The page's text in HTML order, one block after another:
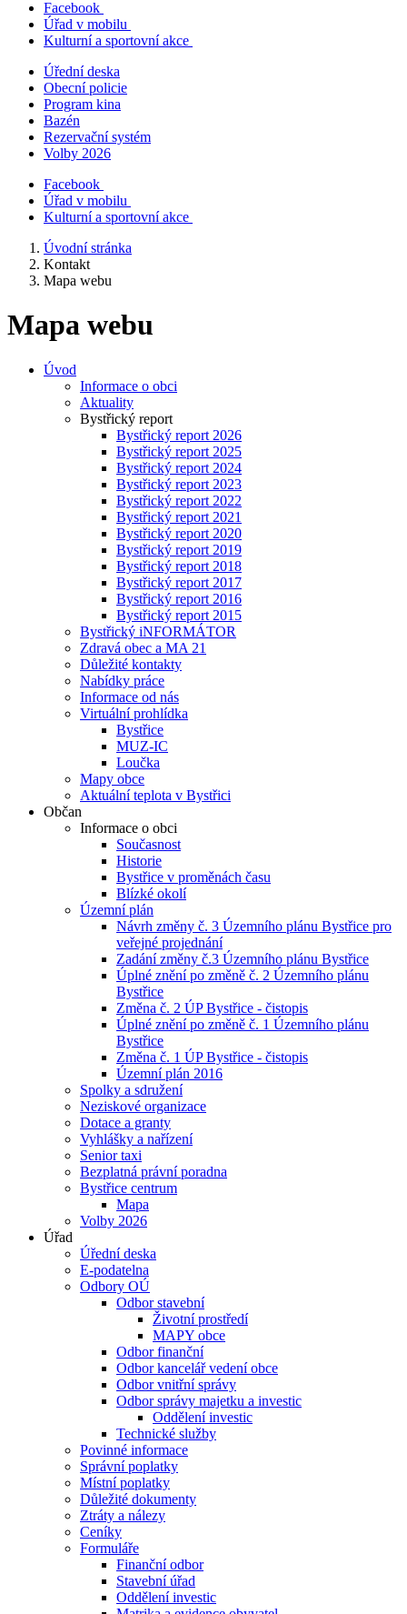
Facebook
Úřad v mobilu
Kulturní a sportovní akce
Úřední deska
Obecní policie
Program kina
Bazén
Rezervační systém
Volby 2026
Facebook
Úřad v mobilu
Kulturní a sportovní akce
Úvodní stránka
Kontakt
Mapa webu
Mapa webu
Úvod
Informace o obci
Aktuality
Bystřický report
Bystřický report 2026
Bystřický report 2025
Bystřický report 2024
Bystřický report 2023
Bystřický report 2022
Bystřický report 2021
Bystřický report 2020
Bystřický report 2019
Bystřický report 2018
Bystřický report 2017
Bystřický report 2016
Bystřický report 2015
Bystřický iNFORMÁTOR
Zdravá obec a MA 21
Důležité kontakty
Nabídky práce
Informace od nás
Virtuální prohlídka
Bystřice
MUZ-IC
Loučka
Mapy obce
Aktuální teplota v Bystřici
Občan
Informace o obci
Současnost
Historie
Bystřice v proměnách času
Blízké okolí
Územní plán
Návrh změny č. 3 Územního plánu Bystřice pro
veřejné projednání
Zadání změny č.3 Územního plánu Bystřice
Úplné znění po změně č. 2 Územního plánu
Bystřice
Změna č. 2 ÚP Bystřice - čistopis
Úplné znění po změně č. 1 Územního plánu
Bystřice
Změna č. 1 ÚP Bystřice - čistopis
Územní plán 2016
Spolky a sdružení
Neziskové organizace
Dotace a granty
Vyhlášky a nařízení
Senior taxi
Bezplatná právní poradna
Bystřice centrum
Mapa
Volby 2026
Úřad
Úřední deska
E-podatelna
Odbory OÚ
Odbor stavební
Životní prostředí
MAPY obce
Odbor finanční
Odbor kancelář vedení obce
Odbor vnitřní správy
Odbor správy majetku a investic
Oddělení investic
Technické služby
Povinné informace
Správní poplatky
Místní poplatky
Důležité dokumenty
Ztráty a nálezy
Ceníky
Formuláře
Finanční odbor
Stavební úřad
Oddělení investic